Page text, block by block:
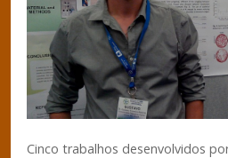
Cinco trabalhos desenvolvidos